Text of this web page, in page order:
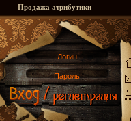
Продажа атрибутики